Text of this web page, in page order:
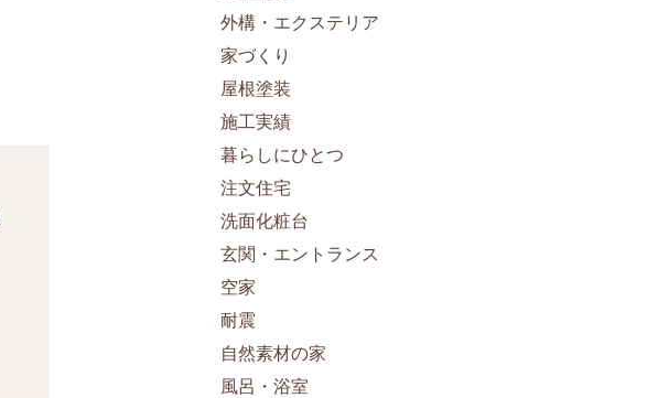
外構・エクステリア
家づくり
屋根塗装
施工実績
暮らしにひとつ
注文住宅
洗面化粧台
玄関・エントランス
空家
耐震
自然素材の家
風呂・浴室